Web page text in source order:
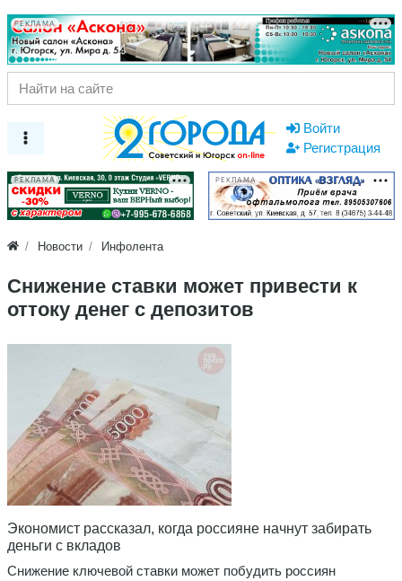
РЕКЛАМА
Войти
Регистрация
РЕКЛАМА РЕКЛАМА
Новости Инфолента
Снижение ставки может привести к
оттоку денег с депозитов
Экономист рассказал, когда россияне начнут забирать
деньги с вкладов
Снижение ключевой ставки может побудить россиян